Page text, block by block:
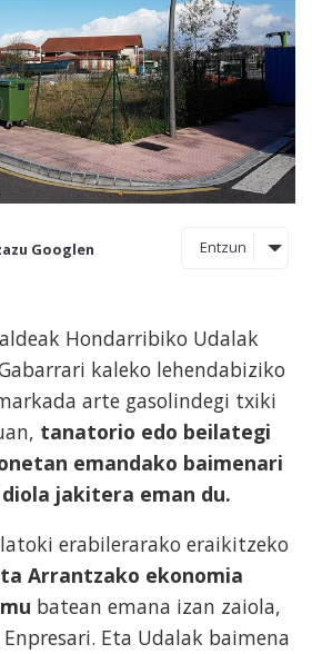
Googlen Entzun
Hondarribiko Udalak
kaleko lehendabiziko
arte gasolindegi txiki
tanatorio edo beilategi
emandako baimenari
jakitera eman du.
erabilerarako eraikitzeko
Arrantzako ekonomia
batean emana izan zaiola,
Enpresari. Eta Udalak baimena